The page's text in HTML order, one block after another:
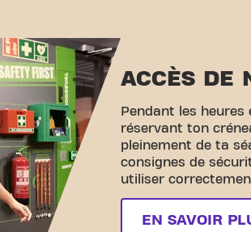
ACCÈS DE
Pendant les heures
réservant ton
pleinement de ta
consignes de
utiliser
EN SAVOIR